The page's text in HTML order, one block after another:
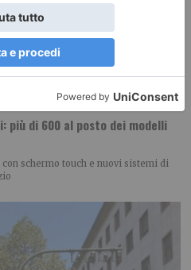
di 600 al posto dei modelli
schermo touch e nuovi sistemi di